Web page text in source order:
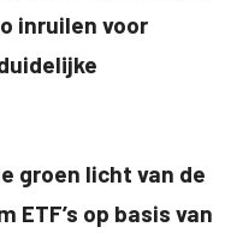
inruilen voor
groen licht van de
ETF’s op basis van